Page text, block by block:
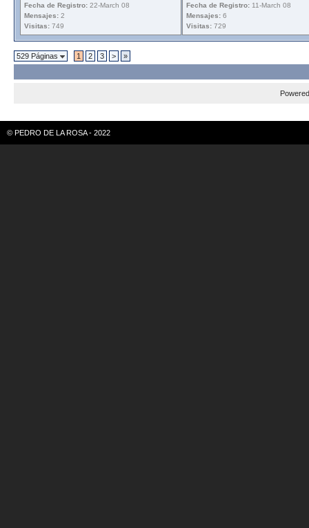
Fecha de Registro: 22-March 08
Mensajes: 2
Visitas: 749
Fecha de Registro: 11-March 08
Mensajes: 6
Visitas: 729
529 Páginas 1 2 3 > »
© PEDRO DE LA ROSA - 2022